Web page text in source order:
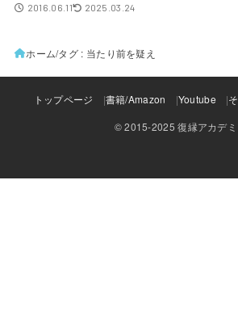
2016.06.11 2025.03.24
ホームタグ : 当たり前を疑え
トップページ 書籍/Amazon Youtube
© 2015-2025 復縁アカデ